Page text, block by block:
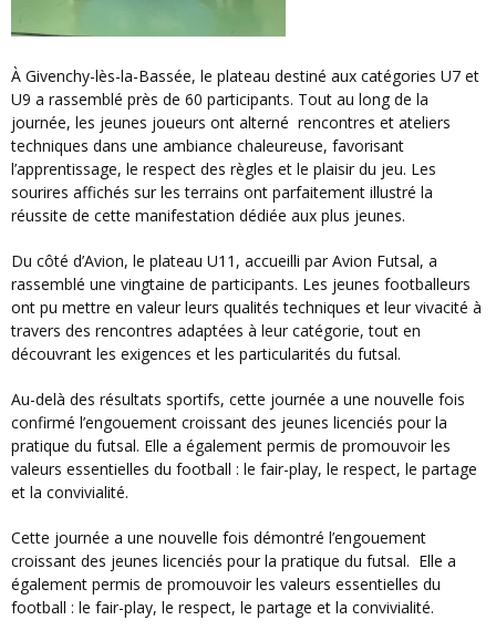
À Givenchy-lès-la-Bassée, le plateau destiné aux catégories U7 et
U9 a rassemblé près de 60 participants. Tout au long de la
journée, les jeunes joueurs ont alterné rencontres et ateliers
techniques dans une ambiance chaleureuse, favorisant
l’apprentissage, le respect des règles et le plaisir du jeu. Les
sourires affichés sur les terrains ont parfaitement illustré la
réussite de cette manifestation dédiée aux plus jeunes.
Du côté d’Avion, le plateau U11, accueilli par Avion Futsal, a
rassemblé une vingtaine de participants. Les jeunes footballeurs
ont pu mettre en valeur leurs qualités techniques et leur vivacité à
travers des rencontres adaptées à leur catégorie, tout en
découvrant les exigences et les particularités du futsal.
Au-delà des résultats sportifs, cette journée a une nouvelle fois
confirmé l’engouement croissant des jeunes licenciés pour la
pratique du futsal. Elle a également permis de promouvoir les
valeurs essentielles du football : le fair-play, le respect, le partage
et la convivialité.
Cette journée a une nouvelle fois démontré l’engouement
croissant des jeunes licenciés pour la pratique du futsal. Elle a
également permis de promouvoir les valeurs essentielles du
football : le fair-play, le respect, le partage et la convivialité.